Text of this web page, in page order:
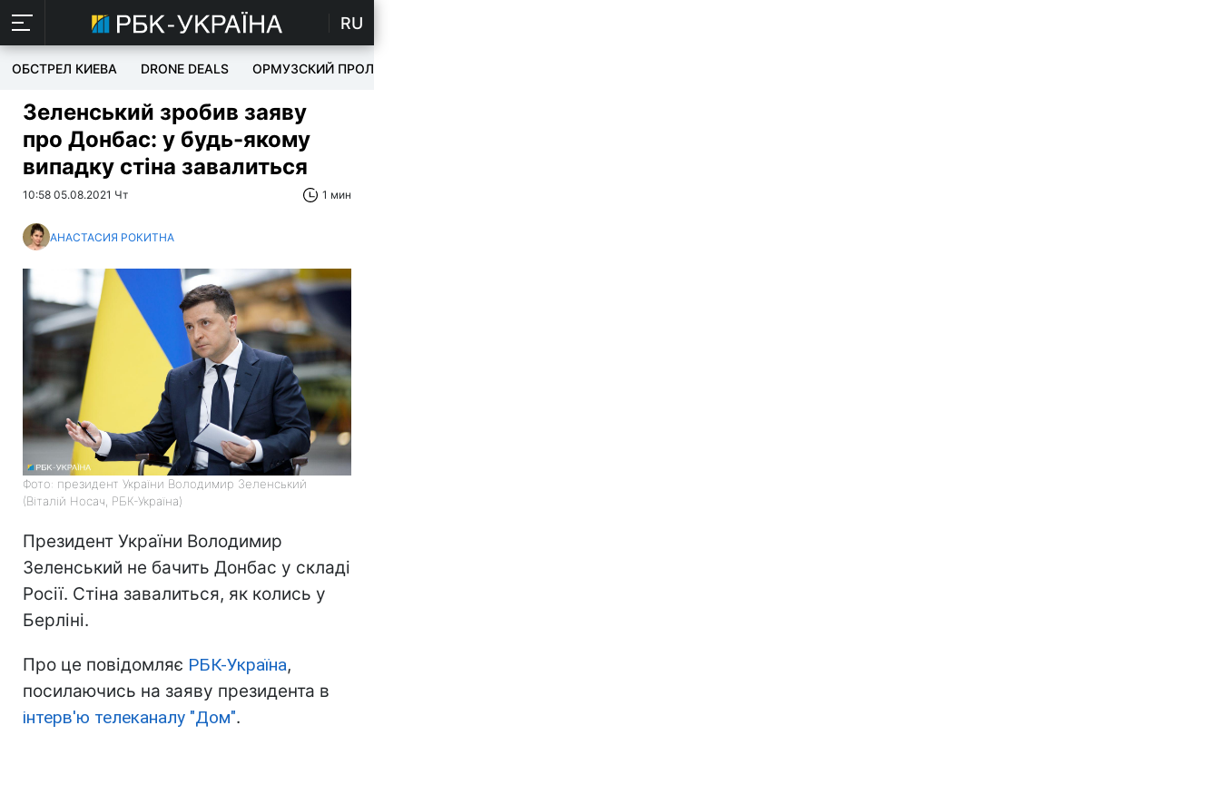
RU
ОБСТРЕЛ КИЕВА DRONE DEALS ОРМУЗСКИЙ ПРОЛИВ
Зеленський зробив заяву
про Донбас: у будь-якому
випадку стіна завалиться
10:58 05.08.2021 Чт 1 мин
АНАСТАСИЯ РОКИТНА
Фото: президент України Володимир Зеленський
(Віталій Носач, РБК-Україна)
Президент України Володимир
Зеленський не бачить Донбас у складі
Росії. Стіна завалиться, як колись у
Берліні.
Про це повідомляє РБК-Україна,
посилаючись на заяву президента в
інтерв'ю телеканалу "Дом".